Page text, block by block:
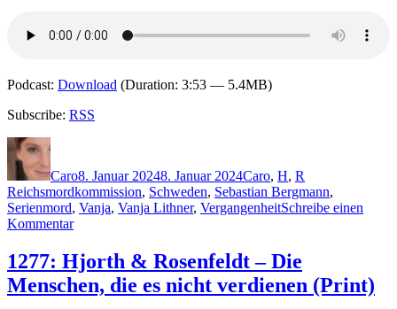
Podcast: Download (Duration: 3:53 — 5.4MB)
Subscribe: RSS
Autor
Caro8. Januar 20248. Januar 2024Caro, H, R
Reichsmordkommission, Schweden, Sebastian Bergmann,
Serienmord, Vanja, Vanja Lithner, VergangenheitSchreibe einen
Kommentarzu
Michael
Hjorth
&
1277: Hjorth & Rosenfeldt – Die
Menschen, die es nicht verdienen (Print)